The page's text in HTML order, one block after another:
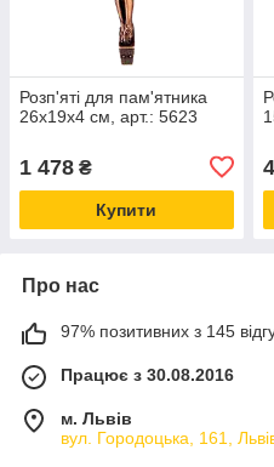
Розп'яті для пам'ятника
26х19x4 см, арт.: 5623
1 478 ₴
Купити
Про нас
97% позитивних з 145
Працює з 30.08.2016
м. Львів
вул. Городоцька, 161,